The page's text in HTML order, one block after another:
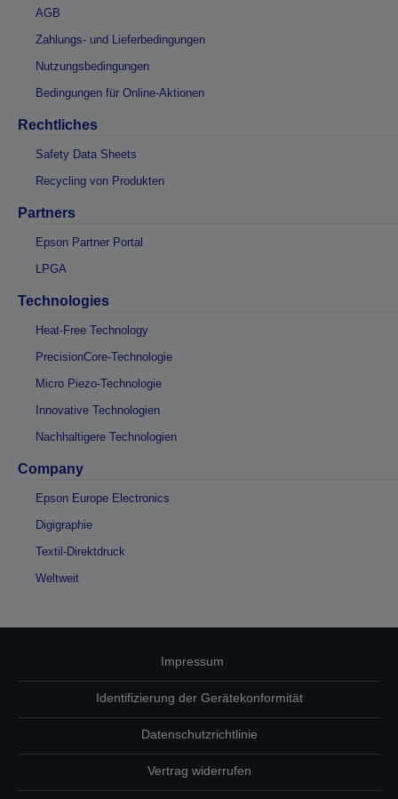
AGB
Zahlungs- und Lieferbedingungen
Nutzungsbedingungen
Bedingungen für Online-Aktionen
Rechtliches
Safety Data Sheets
Recycling von Produkten
Partners
Epson Partner Portal
LPGA
Technologies
Heat-Free Technology
PrecisionCore-Technologie
Micro Piezo-Technologie
Innovative Technologien
Nachhaltigere Technologien
Company
Epson Europe Electronics
Digigraphie
Textil-Direktdruck
Weltweit
Impressum
Identifizierung der Gerätekonformität
Datenschutzrichtlinie
Vertrag widerrufen